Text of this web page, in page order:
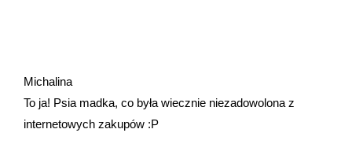
Michalina
To ja! Psia madka, co była wiecznie niezadowolona z
internetowych zakupów :P